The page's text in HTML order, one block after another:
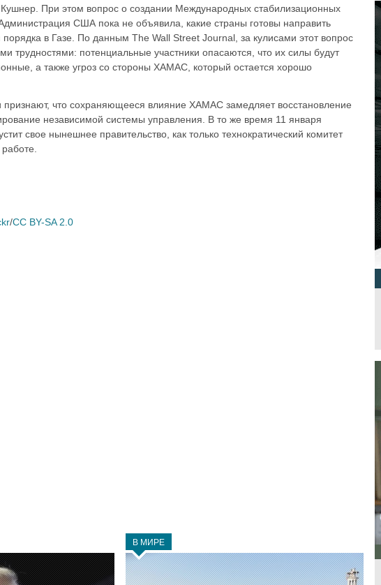
При этом вопрос о создании Международных стабилизационных
США пока не объявила, какие страны готовы направить
в Газе. По данным The Wall Street Journal, за кулисами этот вопрос
трудностями: потенциальные участники опасаются, что их силы будут
а также угроз со стороны ХАМАС, который остается хорошо
признают, что сохраняющееся влияние ХАМАС замедляет восстановление
независимой системы управления. В то же время 11 января
свое нынешнее правительство, как только технократический комитет
/CC BY-SA 2.0
В МИРЕ